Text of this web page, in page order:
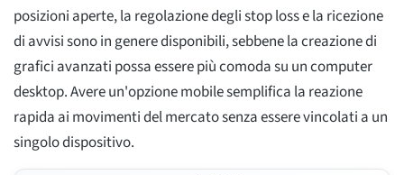
posizioni aperte, la regolazione degli stop loss e la ricezione
di avvisi sono in genere disponibili, sebbene la creazione di
grafici avanzati possa essere più comoda su un computer
desktop. Avere un'opzione mobile semplifica la reazione
rapida ai movimenti del mercato senza essere vincolati a un
singolo dispositivo.